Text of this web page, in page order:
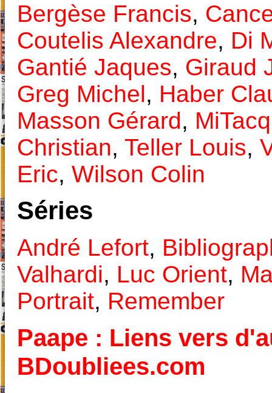
Bergèse Francis,
Coutelis Alexandre, Di
Gantié Jaques, Giraud
Greg Michel, Haber
Masson Gérard, MiTacq
Christian, Teller Louis,
Eric, Wilson Colin
Séries
André Lefort,
Valhardi, Luc Orient,
Portrait, Remember
Paape : Liens vers
BDoubliees.com